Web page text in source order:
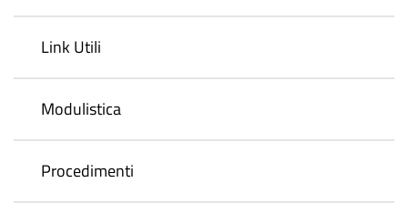
Link Utili
Modulistica
Procedimenti